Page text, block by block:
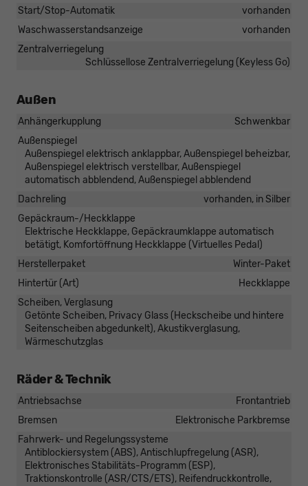
Start/Stop-Automatik
vorhanden
Waschwasserstandsanzeige
vorhanden
Zentralverriegelung
Schlüssellose Zentralverriegelung (Keyless Go)
Außen
Anhängerkupplung
Schwenkbar
Außenspiegel
Außenspiegel elektrisch anklappbar, Außenspiegel beheizbar,
Außenspiegel elektrisch verstellbar, Außenspiegel
automatisch abblendend, Außenspiegel abblendend
Dachreling
vorhanden, in Silber
Gepäckraum-/Heckklappe
Elektrische Heckklappe, Gepäckraumklappe automatisch
betätigt, Komfortöffnung Heckklappe (Virtuelles Pedal)
Herstellerpaket
Winter-Paket
Hintertür (Art)
Heckklappe
Scheiben, Verglasung
Getönte Scheiben, Privacy Glass (Heckscheibe und hintere
Seitenscheiben abgedunkelt), Akustikverglasung,
Wärmeschutzglas
Räder & Technik
Antriebsachse
Frontantrieb
Bremsen
Elektronische Parkbremse
Fahrwerk- und Regelungssysteme
Antiblockiersystem (ABS), Antischlupfregelung (ASR),
Elektronisches Stabilitäts-Programm (ESP),
Traktionskontrolle (ASR/CTS/ETS), Reifendruckkontrolle,